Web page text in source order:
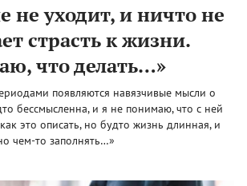
не уходит, и ничто не
страсть к жизни.
что делать…»
появляются навязчивые мысли о
бессмысленна, и я не понимаю, что с ней
это описать, но будто жизнь длинная, и
чем-то заполнять…»